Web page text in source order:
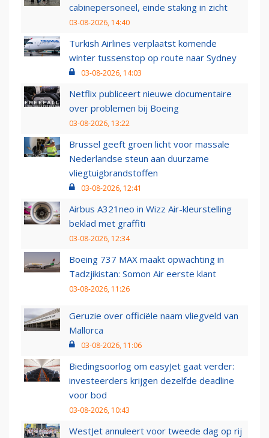
cabinepersoneel, einde staking in zicht
03-08-2026, 14:40
Turkish Airlines verplaatst komende
winter tussenstop op route naar Sydney
03-08-2026, 14:03
Netflix publiceert nieuwe documentaire
over problemen bij Boeing
03-08-2026, 13:22
Brussel geeft groen licht voor massale
Nederlandse steun aan duurzame
vliegtuigbrandstoffen
03-08-2026, 12:41
Airbus A321neo in Wizz Air-kleurstelling
beklad met graffiti
03-08-2026, 12:34
Boeing 737 MAX maakt opwachting in
Tadzjikistan: Somon Air eerste klant
03-08-2026, 11:26
Geruzie over officiële naam vliegveld van
Mallorca
03-08-2026, 11:06
Biedingsoorlog om easyJet gaat verder:
investeerders krijgen dezelfde deadline
voor bod
03-08-2026, 10:43
WestJet annuleert voor tweede dag op rij